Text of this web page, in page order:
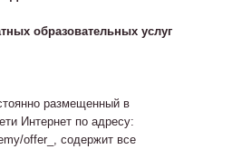
образовательных услуг
размещенный в
Интернет по адресу:
offer_, содержит все